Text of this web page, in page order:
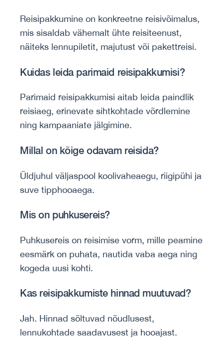
Reisipakkumine on konkreetne reisivõimalus,
mis sisaldab vähemalt ühte reisiteenust,
näiteks lennupiletit, majutust või pakettreisi.
Kuidas leida parimaid reisipakkumisi?
Parimaid reisipakkumisi aitab leida paindlik
reisiaeg, erinevate sihtkohtade võrdlemine
ning kampaaniate jälgimine.
Millal on kõige odavam reisida?
Üldjuhul väljaspool koolivaheaegu, riigipühi ja
suve tipphooaega.
Mis on puhkusereis?
Puhkusereis on reisimise vorm, mille peamine
eesmärk on puhata, nautida vaba aega ning
kogeda uusi kohti.
Kas reisipakkumiste hinnad muutuvad?
Jah. Hinnad sõltuvad nõudlusest,
lennukohtade saadavusest ja hooajast.